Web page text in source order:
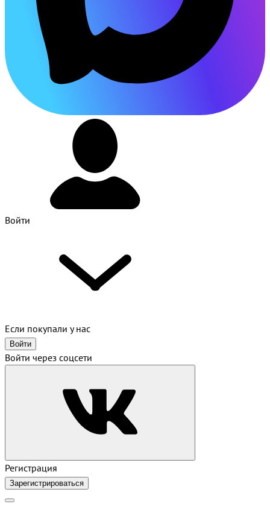
Войти
Если покупали у нас
Войти
Войти через соцсети
Регистрация
Зарегистрироваться